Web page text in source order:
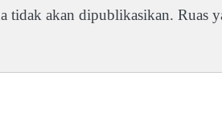
tidak akan dipublikasikan. Ruas